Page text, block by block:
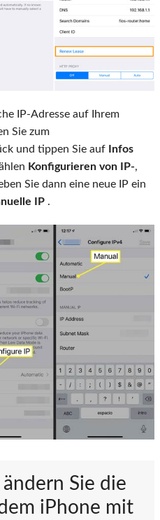
IP-Adresse auf Ihrem
Sie zum
und tippen Sie auf
Infos
Konfigurieren von IP-,
Sie dann eine neue IP ein
IP .
Sie die
iPhone mit